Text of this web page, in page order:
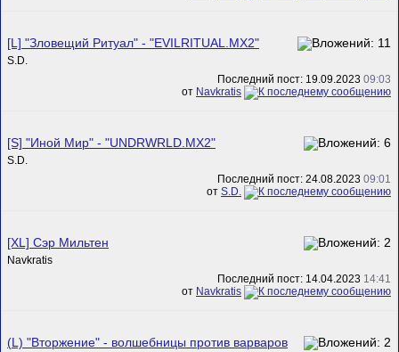
[L] "Зловещий Ритуал" - "EVILRITUAL.MX2"
S.D.
Последний пост: 19.09.2023 09:03
от Navkratis
[S] "Иной Мир" - "UNDRWRLD.MX2"
S.D.
Последний пост: 24.08.2023 09:01
от S.D.
[XL] Сэр Мильтен
Navkratis
Последний пост: 14.04.2023 14:41
от Navkratis
(L) "Вторжение" - волшебницы против варваров